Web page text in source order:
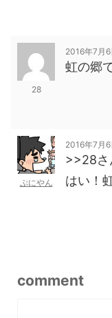
28
2016年7月
虹の郷
ぷにやん
2016年7月
>>28さ
はい！
comment